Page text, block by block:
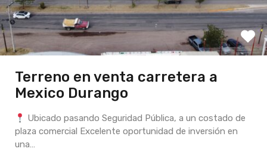
Terreno en venta carretera a
Mexico Durango
Ubicado pasando Seguridad Pública, a un costado de
plaza comercial Excelente oportunidad de inversión en
una…